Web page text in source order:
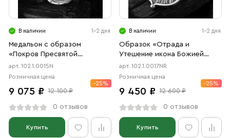
В наличии 1-2 дня
Медальон с образом
«Покров Пресвятой
Богородицы» чернение
арт. 102.1.0015N
Розничная цена
9 075 ₽ 12 100 ₽
-25%
0 отзывов
Купить
В наличии 1-2 дня
Образок «Отрада и
Утешение икона Божией
Матери в форме цаты»
чернение, родий
арт. 102.1.0017NR
Розничная цена
9 450 ₽ 12 600 ₽
-25%
0 отзывов
Купить